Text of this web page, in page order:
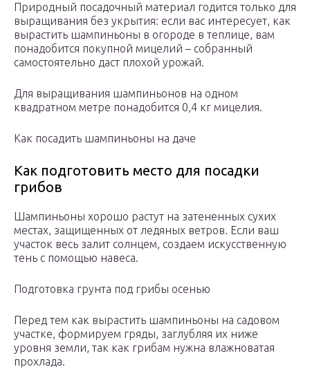
Природный посадочный материал годится только для
выращивания без укрытия: если вас интересует, как
вырастить шампиньоны в огороде в теплице, вам
понадобится покупной мицелий – собранный
самостоятельно даст плохой урожай.
Для выращивания шампиньонов на одном
квадратном метре понадобится 0,4 кг мицелия.
Как посадить шампиньоны на даче
Как подготовить место для посадки
грибов
Шампиньоны хорошо растут на затененных сухих
местах, защищенных от ледяных ветров. Если ваш
участок весь залит солнцем, создаем искусственную
тень с помощью навеса.
Подготовка грунта под грибы осенью
Перед тем как вырастить шампиньоны на садовом
участке, формируем гряды, заглубляя их ниже
уровня земли, так как грибам нужна влажноватая
прохлада.